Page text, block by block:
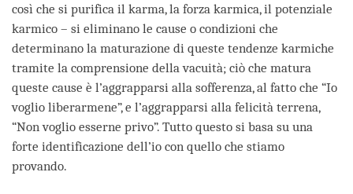
così che si purifica il karma, la forza karmica, il potenziale
karmico – si eliminano le cause o condizioni che
determinano la maturazione di queste tendenze karmiche
tramite la comprensione della vacuità; ciò che matura
queste cause è l’aggrapparsi alla sofferenza, al fatto che “Io
voglio liberarmene”, e l’aggrapparsi alla felicità terrena,
“Non voglio esserne privo”. Tutto questo si basa su una
forte identificazione dell’io con quello che stiamo
provando.